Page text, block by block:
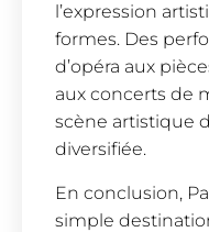
l’expression
formes. Des
d’opéra aux
aux concerts de
scène artistique
diversifiée.
En conclusion,
simple